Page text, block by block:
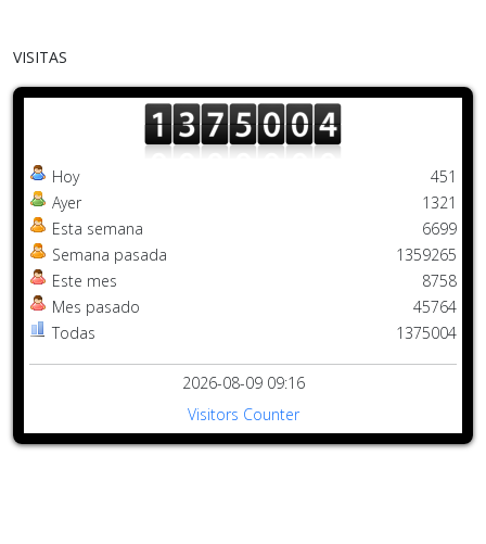
VISITAS
Hoy
Ayer
Esta semana
Semana pasada
Este mes
Mes pasado
Todas
451
1321
6699
1359265
8758
45764
1375004
2026-08-09 09:16
Visitors Counter